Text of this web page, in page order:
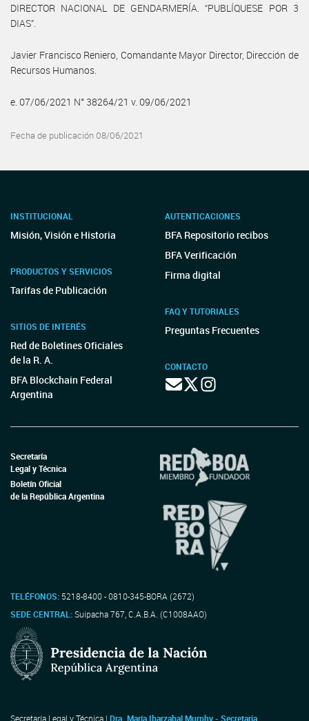
DIRECTOR NACIONAL DE GENDARMERÍA. “PUBLÍQUESE POR 3
DIAS”.
Javier Francisco Reniero, Comandante Mayor Director, Dirección de
Recursos Humanos.
e. 07/06/2021 N° 38264/21 v. 09/06/2021
Fecha de publicación 08/06/2021
INSTITUCIONAL
Misión, Visión e Historia
PRODUCTOS Y SERVICIOS
Tarifas de Publicación
SITIOS DE INTERÉS
Red de Boletines Oficiales
de la R. A.
BFA Blockchain Federal
Argentina
AUTENTICACIONES
BFA Repositorio recibos
BFA Verificación
Firma digital
FAQ Y TUTORIALES
Preguntas Frecuentes
CONTACTO
Secretaría
Legal y Técnica
Boletín Oficial
de la República Argentina
TELÉFONOS: 5218-8400 - 0810-345-BORA (2672)
SEDE CENTRAL:Suipacha 767, C.A.B.A. (C1008AAO)
Secretaría Legal y Técnica | Dra. María Ibarzabal Murphy - Secretaria